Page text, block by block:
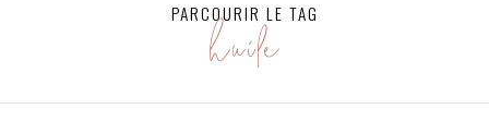
PARCOURIR LE TAG
huile